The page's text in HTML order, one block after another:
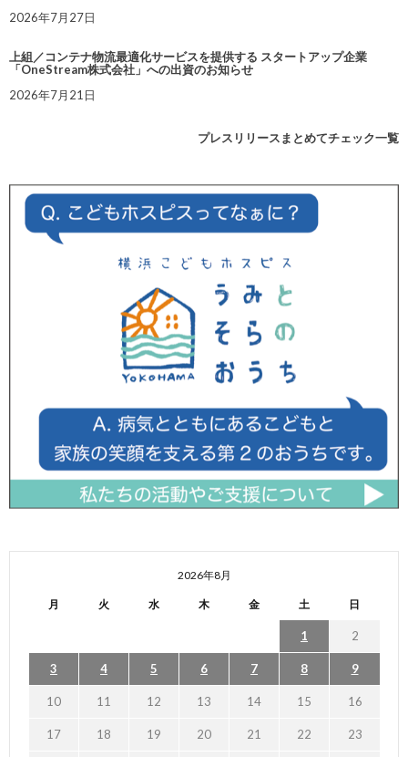
2026年7月27日
上組／コンテナ物流最適化サービスを提供する スタートアップ企業
「OneStream株式会社」への出資のお知らせ
2026年7月21日
プレスリリースまとめてチェック一覧
2026年8月
月 火 水 木 金 土 日
1 2
3 4 5 6 7 8 9
10 11 12 13 14 15 16
17 18 19 20 21 22 23